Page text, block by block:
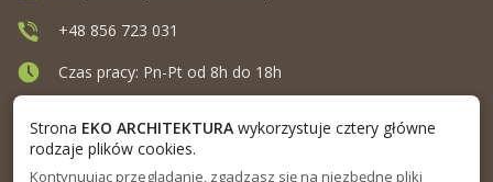
+48 856 723 031
Czas pracy: Pn-Pt od 8h do 18h
Strona EKO ARCHITEKTURAwykorzystuje cztery główne
rodzaje plików cookies.
Kontynuując przeglądanie, zgadzasz się na niezbędne pliki